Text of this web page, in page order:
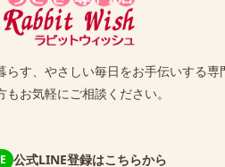
らす、やさしい毎日をお手伝いする専
もお気軽にご相談ください。
公式LINE登録はこちらから